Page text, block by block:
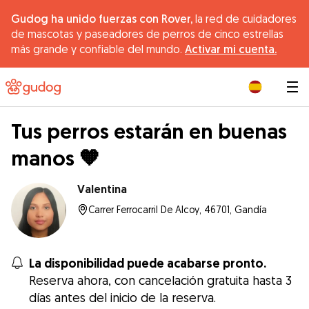
Gudog ha unido fuerzas con Rover, la red de cuidadores
de mascotas y paseadores de perros de cinco estrellas
más grande y confiable del mundo. Activar mi cuenta.
Tus perros estarán en buenas
manos 🧡
Valentina
Carrer Ferrocarril De Alcoy, 46701, Gandía
La disponibilidad puede acabarse pronto.
Reserva ahora, con cancelación gratuita hasta 3
días antes del inicio de la reserva.